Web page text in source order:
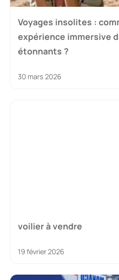
Voyages insolites :
expérience immersive
étonnants ?
30 mars 2026
voilier à vendre
19 février 2026